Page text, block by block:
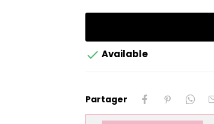
 Available
Partager